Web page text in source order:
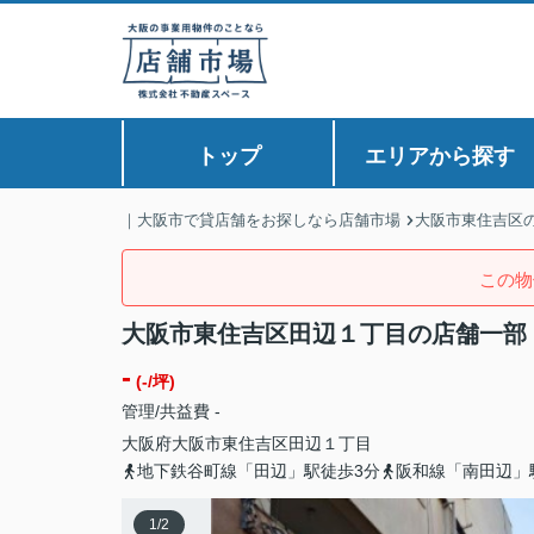
トップ エリアから探す
｜大阪市で貸店舗をお探しなら店舗市場 大阪市東住吉区
この
大阪市東住吉区田辺１丁目の店舗一部
- (-/坪)
管理/共益費 -
大阪府大阪市東住吉区田辺 １丁目
地下鉄谷町線「田辺」駅徒歩3分
阪和線「南田辺
1/2